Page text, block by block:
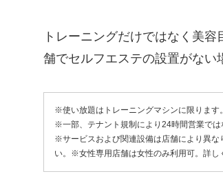
トレーニングだけではなく美
舗でセルフエステの設置がない
※使い放題はトレーニングマシンに限ります。
※一部、テナント規制により24時間営業では
※サービスおよび関連設備は店舗により異な
い。※女性専用店舗は女性のみ利用可。詳し